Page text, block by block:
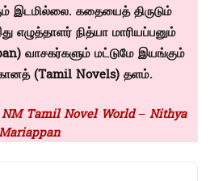
இடமில்லை. கதையைத் திருடும்
நித்யா மாரியப்பனும்
வாசகர்களும் மட்டுமே இயங்கும்
(Tamil Novels)தளம்.
Tamil Novel World – Nithya